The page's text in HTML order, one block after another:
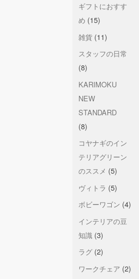
ギフトにおすす
め (15)
雑貨(11)
スタッフの日常
(8)
KARIMOKU
NEW
STANDARD
(8)
コヤナギのイン
テリアグリーン
のススメ (5)
ヴィトラ (5)
ボビーワゴン (4)
インテリアの豆
知識 (3)
ラグ(2)
ワークチェア (2)